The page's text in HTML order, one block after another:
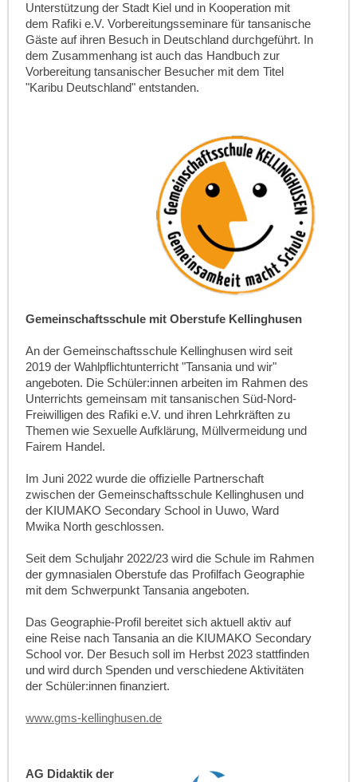
Unterstützung der Stadt Kiel und in Kooperation mit
dem Rafiki e.V. Vorbereitungsseminare für tansanische
Gäste auf ihren Besuch in Deutschland durchgeführt. In
dem Zusammenhang ist auch das Handbuch zur
Vorbereitung tansanischer Besucher mit dem Titel
"Karibu Deutschland" entstanden.
Gemeinschaftsschule mit Oberstufe Kellinghusen
An der Gemeinschaftsschule Kellinghusen wird seit
2019 der Wahlpflichtunterricht "Tansania und wir"
angeboten. Die Schüler:innen arbeiten im Rahmen des
Unterrichts gemeinsam mit tansanischen Süd-Nord-
Freiwilligen des Rafiki e.V. und ihren Lehrkräften zu
Themen wie Sexuelle Aufklärung, Müllvermeidung und
Fairem Handel.
Im Juni 2022 wurde die offizielle Partnerschaft
zwischen der Gemeinschaftsschule Kellinghusen und
der KIUMAKO Secondary School in Uuwo, Ward
Mwika North geschlossen.
Seit dem Schuljahr 2022/23 wird die Schule im Rahmen
der gymnasialen Oberstufe das Profilfach Geographie
mit dem Schwerpunkt Tansania angeboten.
Das Geographie-Profil bereitet sich aktuell aktiv auf
eine Reise nach Tansania an die KIUMAKO Secondary
School vor. Der Besuch soll im Herbst 2023 stattfinden
und wird durch Spenden und verschiedene Aktivitäten
der Schüler:innen finanziert.
www.gms-kellinghusen.de
AG Didaktik der